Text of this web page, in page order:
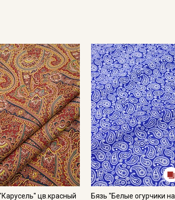
цв.красный
Бязь "Белые огурчики на